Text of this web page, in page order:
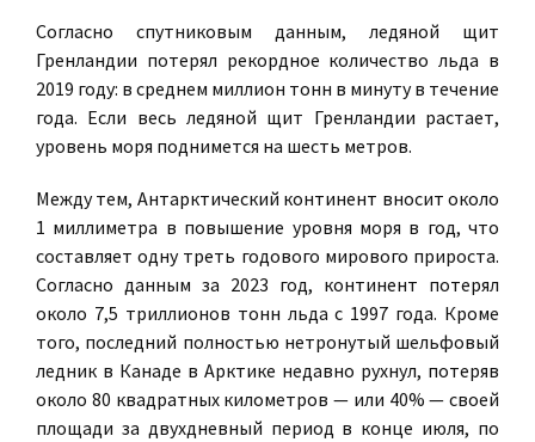
Согласно спутниковым данным, ледяной щит
Гренландии потерял рекордное количество льда в
2019 году: в среднем миллион тонн в минуту в течение
года. Если весь ледяной щит Гренландии растает,
уровень моря поднимется на шесть метров.
Между тем, Антарктический континент вносит около
1 миллиметра в повышение уровня моря в год, что
составляет одну треть годового мирового прироста.
Согласно данным за 2023 год, континент потерял
около 7,5 триллионов тонн льда с 1997 года. Кроме
того, последний полностью нетронутый шельфовый
ледник в Канаде в Арктике недавно рухнул, потеряв
около 80 квадратных километров — или 40% — своей
площади за двухдневный период в конце июля, по